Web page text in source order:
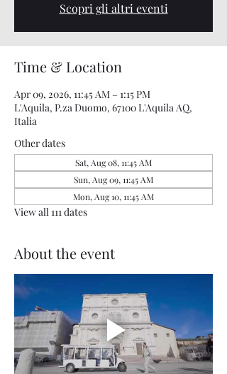
Scopri gli altri eventi
Time & Location
Apr 09, 2026, 11:45 AM – 1:15 PM
L'Aquila, P.za Duomo, 67100 L'Aquila AQ,
Italia
Other dates
Sat, Aug 08, 11:45 AM
Sun, Aug 09, 11:45 AM
Mon, Aug 10, 11:45 AM
View all 111 dates
About the event